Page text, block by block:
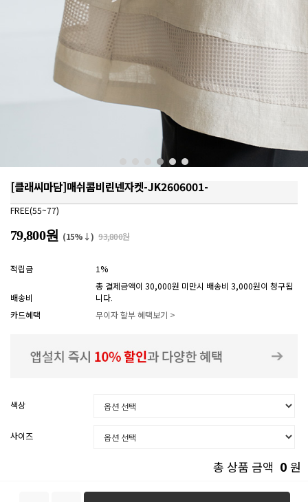
[클래씨마담]매쉬콤비린넨자켓-JK2606001-
FREE(55~77)
79,800원 (15%↓) 93,800원
적립금 1%
배송비
총 결제금액이 30,000원 미만시 배송비 3,000원이 청구됩
니다.
카드혜택
무이자 할부 혜택보기 >
색상
사이즈
총 상품 금액 0 원